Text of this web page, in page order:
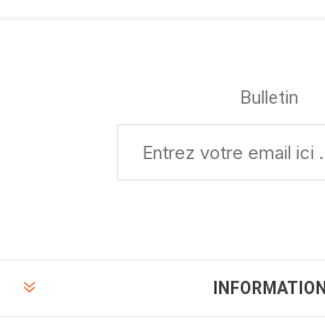
Bulletin
INFORMATION